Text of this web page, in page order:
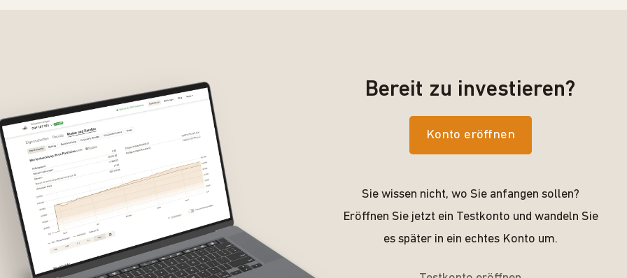
Bereit zu investieren?
Konto eröffnen
Sie wissen nicht, wo Sie anfangen sollen?
Eröffnen Sie jetzt ein Testkonto und wandeln Sie
es später in ein echtes Konto um.